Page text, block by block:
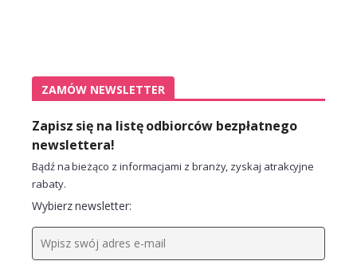
ZAMÓW NEWSLETTER
Zapisz się na listę odbiorców bezpłatnego
newslettera!
Bądź na bieżąco z informacjami z branży, zyskaj atrakcyjne
rabaty.
Wybierz newsletter: